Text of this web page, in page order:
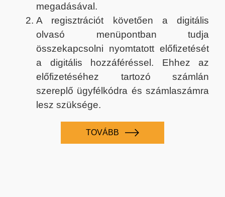
megadásával.
A regisztrációt követően a digitális
olvasó menüpontban tudja
összekapcsolni nyomtatott előfizetését
a digitális hozzáféréssel. Ehhez az
előfizetéséhez tartozó számlán
szereplő ügyfélkódra és számlaszámra
lesz szüksége.
TOVÁBB